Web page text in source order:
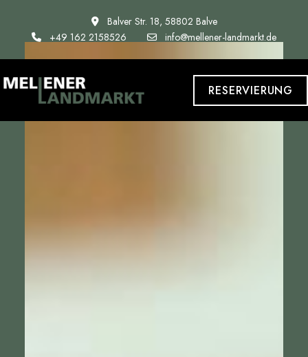
Balver Str. 18, 58802 Balve
+49 162 2158526
info@mellener-landmarkt.de
RESERVIERUNG